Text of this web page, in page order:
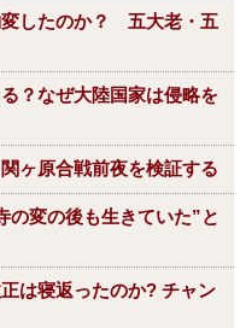
変したのか？ 五大老・五
？なぜ大陸国家は侵略を
ヶ原合戦前夜を検証する
の変の後も生きていた”と
は寝返ったのか? チャン